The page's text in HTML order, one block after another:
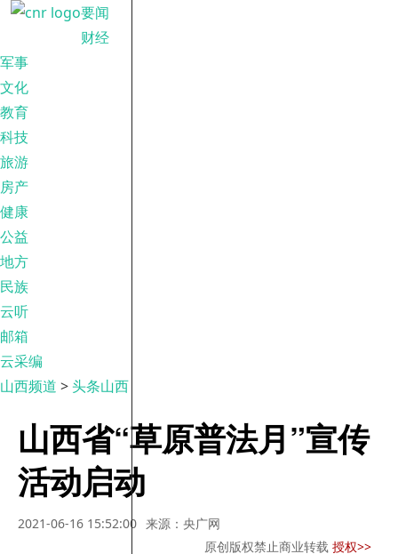
要闻
财经
军事
文化
教育
科技
旅游
房产
健康
公益
地方
民族
云听
邮箱
云采编
山西频道 >头条山西
山西省“草原普法月”宣传
活动启动
2021-06-16 15:52:00 来源：央广网
原创版权禁止商业转载 授权>>